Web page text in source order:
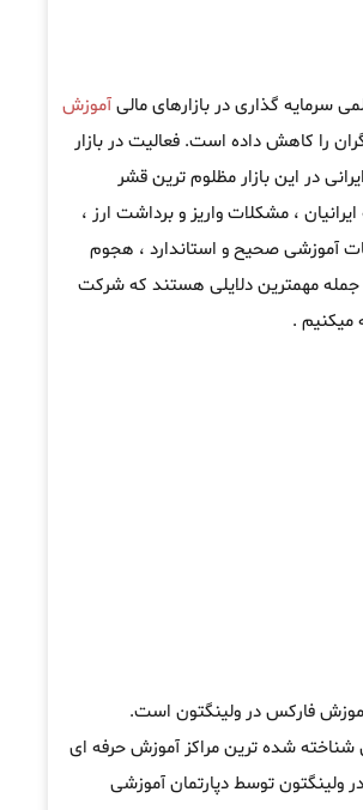
سرمایه گذاری در بازارهای مالیآموزش
را کاهش داده است. فعالیت در بازار
در این بازار مظلوم ترین قشر
ایرانیان ، مشکلات واریز و برداشت ارز ،
آموزشی صحیح و استاندارد ، هجوم
مهمترین دلایلی هستند که شرکت
میکنیم .
فارکس در ولینگتون است.
شده ترین مراکز آموزش حرفه ای
ولینگتون توسط دپارتمان آموزشی